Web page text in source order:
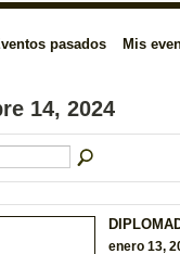
pasados Mis
14, 2024
enero 13,